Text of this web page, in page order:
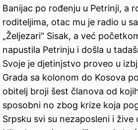
Banijac po rođenju u Petrinji, a
roditeljima, otac mu je radio u
„Željezari“ Sisak, a već
napustila Petrinju i došla u
Svoje je djetinjstvo proveo u
Grada sa kolonom do Kosova
obitelj broji šest članova od
sposobni no zbog krize koja
Srpsku svi su nezaposleni i